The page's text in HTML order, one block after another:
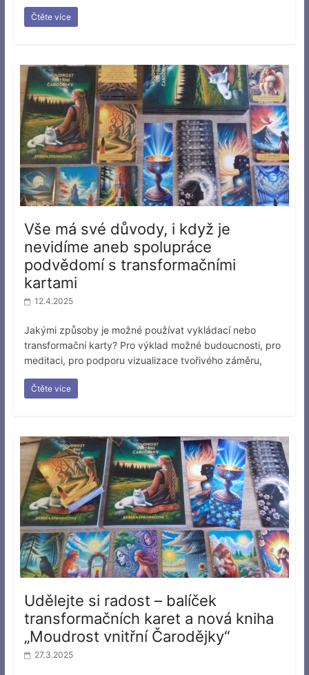
Čtěte více
Vše má své důvody, i když je
nevidíme aneb spolupráce
podvědomí s transformačními
kartami
12.4.2025
Jakými způsoby je možné používat vykládací nebo
transformační karty? Pro výklad možné budoucnosti, pro
meditaci, pro podporu vizualizace tvořivého záměru,
Čtěte více
Udělejte si radost – balíček
transformačních karet a nová kniha
„Moudrost vnitřní Čarodějky“
27.3.2025